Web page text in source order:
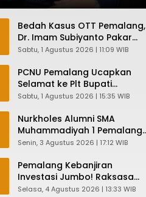
Bedah Kasus OTT Pemalang,
Dr. Imam Subiyanto Pakar
Hukum Ungkap Teori
Sabtu, 1 Agustus 2026 | 11:09 WIB
PCNU Pemalang Ucapkan
Selamat ke Plt Bupati
Nurkholes: Pemimpin Adalah
Sabtu, 1 Agustus 2026 | 15:35 WIB
Nurkholes Alumni SMA
Muhammadiyah 1 Pemalang
Angkatan 1986 Resmi
Pesan Ketua Asmam 86
Senin, 3 Agustus 2026 | 17:12 WIB
Pemalang Kebanjiran
Investasi Jumbo! Raksasa
Garmen Jepang Siap Bangun
Selasa, 4 Agustus 2026 | 13:33 WIB